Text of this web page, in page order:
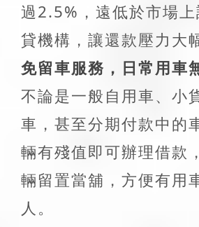
過2.5%，遠低於市場
貸機構，讓還款壓力大
免留車服務，日常用車
不論是一般自用車、小
車，甚至分期付款中的
輛有殘值即可辦理借款
輛留置當舖，方便有用
人。